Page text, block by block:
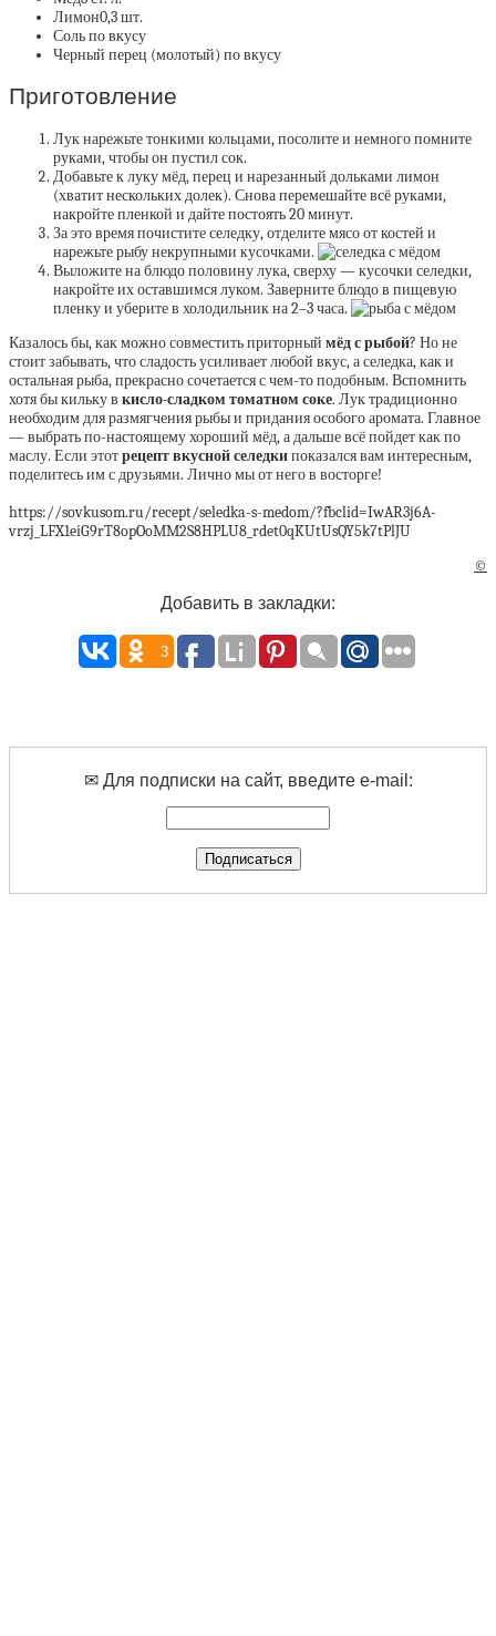
Лимон0,3 шт.
Соль по вкусу
Черный перец (молотый) по вкусу
Приготовление
Лук нарежьте тонкими кольцами, посолите и немного помните
руками, чтобы он пустил сок.
Добавьте к луку мёд, перец и нарезанный дольками лимон
(хватит нескольких долек). Снова перемешайте всё руками,
накройте пленкой и дайте постоять 20 минут.
За это время почистите селедку, отделите мясо от костей и
нарежьте рыбу некрупными кусочками.
Выложите на блюдо половину лука, сверху — кусочки селедки,
накройте их оставшимся луком. Заверните блюдо в пищевую
пленку и уберите в холодильник на 2–3 часа.
Казалось бы, как можно совместить приторный мёд с рыбой? Но не
стоит забывать, что сладость усиливает любой вкус, а селедка, как и
остальная рыба, прекрасно сочетается с чем-то подобным. Вспомнить
хотя бы кильку в кисло-сладком томатном соке. Лук традиционно
необходим для размягчения рыбы и придания особого аромата. Главное
— выбрать по-настоящему хороший мёд, а дальше всё пойдет как по
маслу. Если этотрецепт вкусной селедкипоказался вам интересным,
поделитесь им с друзьями. Лично мы от него в восторге!
https://sovkusom.ru/recept/seledka-s-medom/?fbclid=IwAR3j6A-
vrzj_LFX1eiG9rT8opOoMM2S8HPLU8_rdet0qKUtUsQY5k7tPlJU
©
Добавить в закладки:
3
✉ Для подписки на сайт, введите e-mail: